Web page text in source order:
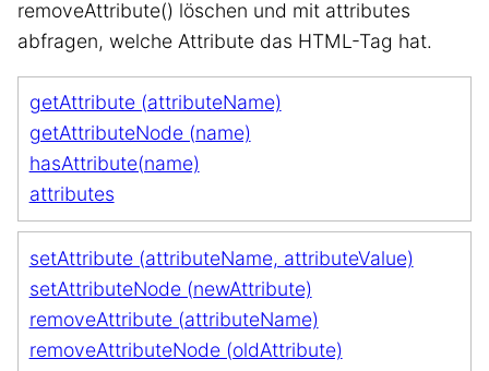
removeAttribute() löschen und mit attributes
abfragen, welche Attribute das HTML-Tag hat.
getAttribute (attributeName)
getAttributeNode (name)
hasAttribute(name)
attributes
setAttribute (attributeName, attributeValue)
setAttributeNode (newAttribute)
removeAttribute (attributeName)
removeAttributeNode (oldAttribute)